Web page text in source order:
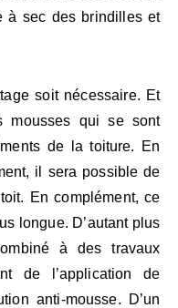
à sec des brindilles et
soit nécessaire. Et
mousses qui se sont
de la toiture. En
il sera possible de
En complément, ce
longue. D’autant plus
à des travaux
de l’application de
anti-mousse. D’un